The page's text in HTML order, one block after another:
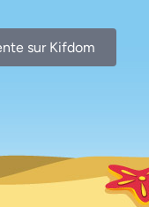
sur Kifdom